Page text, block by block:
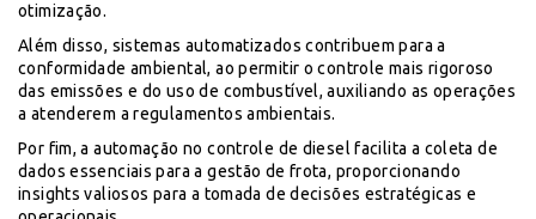
otimização.
Além disso, sistemas automatizados contribuem para a
conformidade ambiental, ao permitir o controle mais rigoroso
das emissões e do uso de combustível, auxiliando as operações
a atenderem a regulamentos ambientais.
Por fim, a automação no controle de diesel facilita a coleta de
dados essenciais para a gestão de frota, proporcionando
insights valiosos para a tomada de decisões estratégicas e